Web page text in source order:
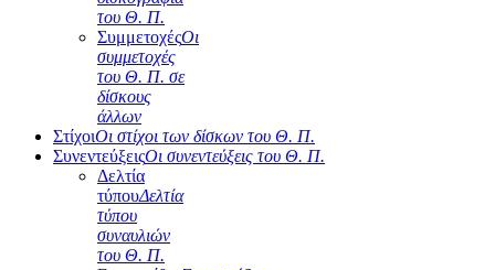
του Θ. Π.
ΣυμμετοχέςΟι
συμμετοχές
του Θ. Π. σε
δίσκους
άλλων
ΣτίχοιΟι στίχοι των δίσκων του Θ. Π.
ΣυνεντεύξειςΟι συνεντεύξεις του Θ. Π.
Δελτία
τύπουΔελτία
τύπου
συναυλιών
του Θ. Π.